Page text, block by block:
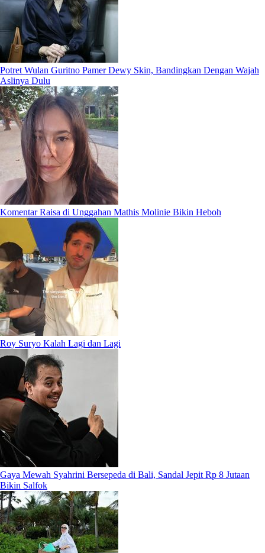
Potret Wulan Guritno Pamer Dewy Skin, Bandingkan Dengan Wajah
Aslinya Dulu
Komentar Raisa di Unggahan Mathis Molinie Bikin Heboh
Roy Suryo Kalah Lagi dan Lagi
Gaya Mewah Syahrini Bersepeda di Bali, Sandal Jepit Rp 8 Jutaan
Bikin Salfok